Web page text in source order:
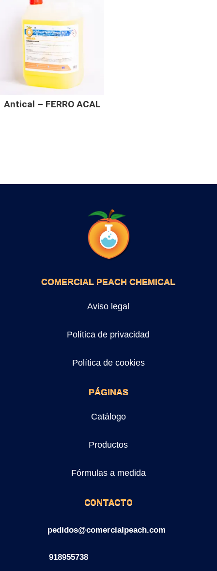
Antical – FERRO ACAL
COMERCIAL PEACH CHEMICAL
Aviso legal
Política de privacidad
Política de cookies
PÁGINAS
Catálogo
Productos
Fórmulas a medida
CONTACTO
pedidos@comercialpeach.com
918955738